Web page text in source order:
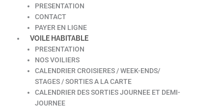
PRESENTATION
CONTACT
PAYER EN LIGNE
VOILE HABITABLE
PRESENTATION
NOS VOILIERS
CALENDRIER CROISIERES / WEEK-ENDS/
STAGES / SORTIES A LA CARTE
CALENDRIER DES SORTIES JOURNEE ET DEMI-
JOURNEE